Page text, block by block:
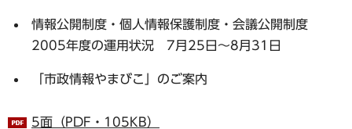
情報公開制度・個人情報保護制度・会議公開制度
2005年度の運用状況 7月25日～8月31日
「市政情報やまびこ」のご案内
5面（PDF・105KB）